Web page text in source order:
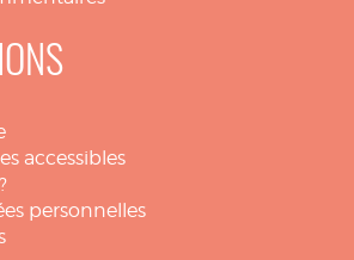
accessibles
personnelles